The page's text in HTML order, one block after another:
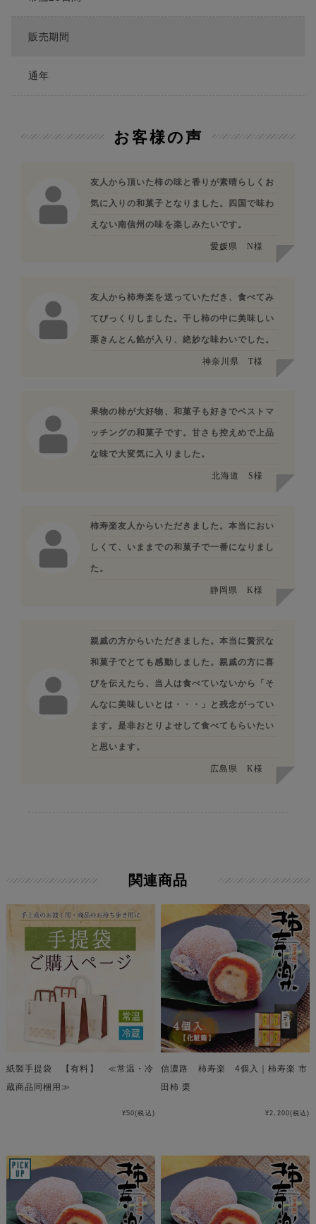
販売期間
通年
お客様の声
友人から頂いた柿の味と香りが素晴らしくお
気に入りの和菓子となりました。四国で味わ
えない南信州の味を楽しみたいです。
愛媛県 N様
友人から柿寿楽を送っていただき、食べてみ
てびっくりしました。干し柿の中に美味しい
栗きんとん餡が入り、絶妙な味わいでした。
神奈川県 T様
果物の柿が大好物、和菓子も好きでベストマ
ッチングの和菓子です。甘さも控えめで上品
な味で大変気に入りました。
北海道 S様
柿寿楽友人からいただきました。本当におい
しくて、いままでの和菓子で一番になりまし
た。
静岡県 K様
親戚の方からいただきました。本当に贅沢な
和菓子でとても感動しました。親戚の方に喜
びを伝えたら、当人は食べていないから「そ
んなに美味しいとは・・・」と残念がってい
ます。是非おとりよせして食べてもらいたい
と思います。
広島県 K様
関連商品
紙製手提袋 【有料】 ≪常温・冷
蔵商品同梱用≫
¥50(税込)
信濃路 柿寿楽 4個入｜柿寿楽 市
田柿 栗
¥2,200(税込)